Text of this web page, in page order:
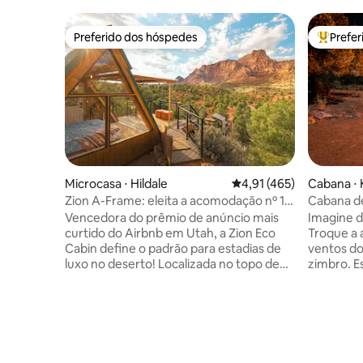
Preferido dos hóspedes
Preferido dos hóspedes
Microcasa ⋅ Hildale 4,91 de uma avaliação
4,91 (465)
Zion A-Frame: eleita a acomodação nº 1
mais curtida pelo Airbnb
Vencedora do prêmio de anúncio mais
curtido do Airbnb em Utah, a Zion Eco
Cabin define o padrão para estadias de
luxo no deserto! Localizada no topo de
Entre
Cabana ⋅
Cabana
Imagine
Troque a
ventos
zimbro.